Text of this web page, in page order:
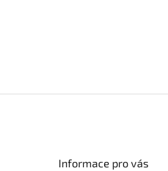
Informace pro vás